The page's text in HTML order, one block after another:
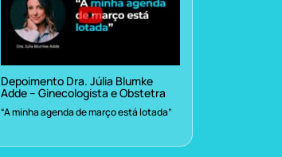
Depoimento Dra. Júlia Blumke
Adde – Ginecologista e Obstetra
“A minha agenda de março está lotada”